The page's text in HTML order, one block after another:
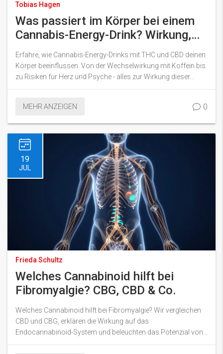
Tobias Hagen
Was passiert im Körper bei einem
Cannabis-Energy-Drink? Wirkung,
Risiken & Tipps
Erfahre, wie Cannabis-Energy-Drinks mit THC und CBD deinen
Körper beeinflussen. Von der Wechselwirkung mit Koffein bis
zu Risiken für Herz und Psyche - alles zur Wirkung dieser
neuen Getränkekategorie.
MEHR ANZEIGEN 0
19
JUL
Frieda Schultz
Welches Cannabinoid hilft bei
Fibromyalgie? CBG, CBD & Co.
Welches Cannabinoid hilft bei Fibromyalgie? Wir vergleichen
CBD und CBG, erklären die Wirkung auf das
Endocannabinoid-System und beleuchten das Potenzial von
CBG Kosmetik für die lokale Schmerzlinderung.